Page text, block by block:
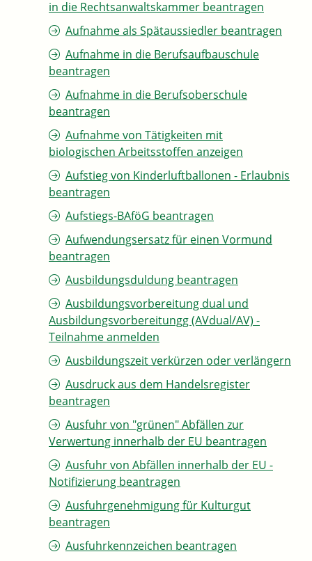
in die Rechtsanwaltskammer beantragen
Aufnahme als Spätaussiedler beantragen
Aufnahme in die Berufsaufbauschule
beantragen
Aufnahme in die Berufsoberschule
beantragen
Aufnahme von Tätigkeiten mit
biologischen Arbeitsstoffen anzeigen
Aufstieg von Kinderluftballonen - Erlaubnis
beantragen
Aufstiegs-BAföG beantragen
Aufwendungsersatz für einen Vormund
beantragen
Ausbildungsduldung beantragen
Ausbildungsvorbereitung dual und
Ausbildungsvorbereitungg (AVdual/AV) -
Teilnahme anmelden
Ausbildungszeit verkürzen oder verlängern
Ausdruck aus dem Handelsregister
beantragen
Ausfuhr von "grünen" Abfällen zur
Verwertung innerhalb der EU beantragen
Ausfuhr von Abfällen innerhalb der EU -
Notifizierung beantragen
Ausfuhrgenehmigung für Kulturgut
beantragen
Ausfuhrkennzeichen beantragen